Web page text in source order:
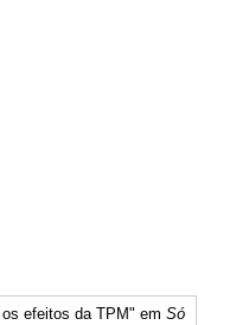
os efeitos da TPM" emSó